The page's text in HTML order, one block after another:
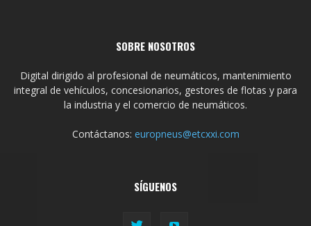
SOBRE NOSOTROS
Digital dirigido al profesional de neumáticos, mantenimiento
integral de vehículos, concesionarios, gestores de flotas y para
la industria y el comercio de neumáticos.
Contáctanos: europneus@etcxxi.com
SÍGUENOS